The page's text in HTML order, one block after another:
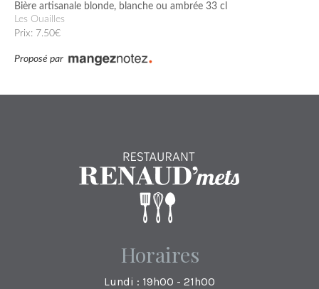
Bière artisanale blonde, blanche ou ambrée 33 cl
Les Ouailles
Prix: 7.50€
Proposé par
Horaires
Lundi : 19h00 - 21h00